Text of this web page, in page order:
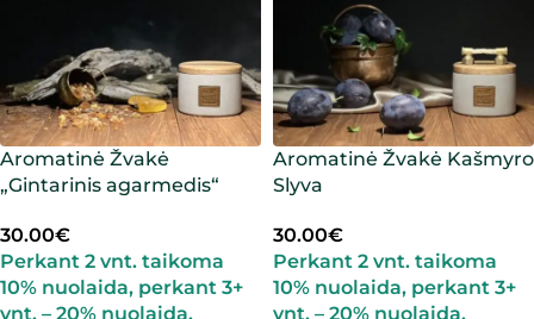
Aromatinė Žvakė
„Gintarinis agarmedis“
30.00€
Perkant 2 vnt. taikoma
10% nuolaida, perkant 3+
vnt. – 20% nuolaida.
Aromatinė Žvakė Kašmyro
Slyva
30.00€
Perkant 2 vnt. taikoma
10% nuolaida, perkant 3+
vnt. – 20% nuolaida.